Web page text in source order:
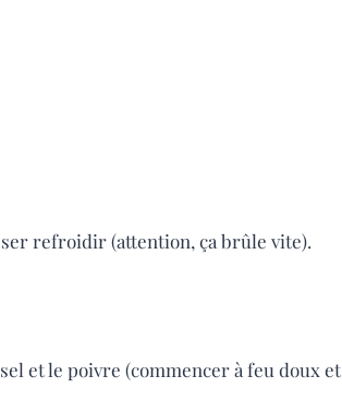
refroidir (attention, ça brûle vite).
et le poivre (commencer à feu doux et